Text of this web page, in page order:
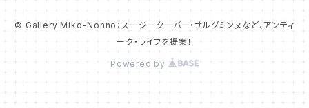
© Gallery Miko-Nonno：スージークーパー・サルグミンヌなど、アンティ
ーク・ライフを提案！
Powered by